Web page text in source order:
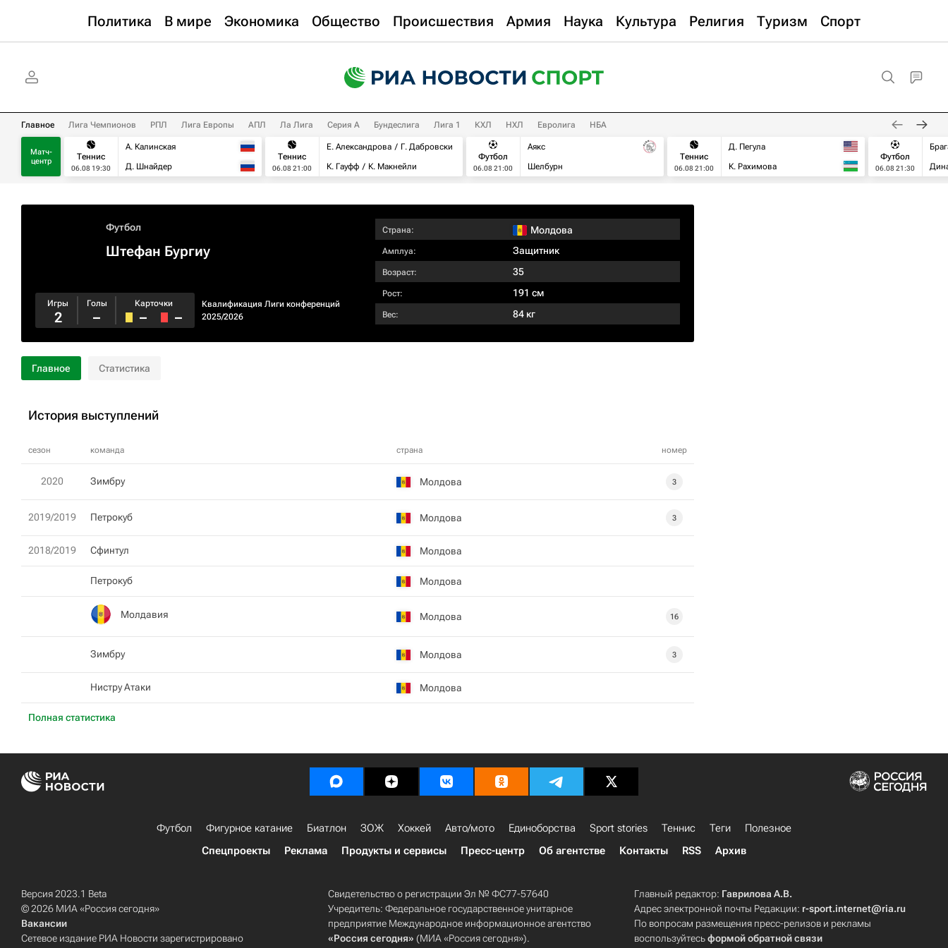
Политика В мире Экономика Общество Происшествия Армия Наука Культура Религия Туризм Спорт
Главное Лига Чемпионов РПЛ Лига Европы АПЛ Ла Лига Серия А Бундеслига Лига 1 КХЛ НХЛ Евролига НБА
Матч-
центр
Теннис
06.08 19:30
А. Калинская
Д. Шнайдер
Теннис
06.08 21:00
Е. Александрова
Г. Дабровски
К. Гауфф
К. Макнейли
Футбол
06.08 21:00
Аякс
Шелбурн
Теннис
06.08 21:00
Д. Пегула
К. Рахимова
Футбол
06.08 21:30
Футбол
Штефан Бургиу
Квалификация Лиги конференций
2025/2026
Игры
2
Голы
–
Карточки
– –
Страна: Молдова
Амплуа: Защитник
Возраст: 35
Рост: 191 см
Вес: 84 кг
Главное Статистика
История выступлений
сезон команда страна номер
Полная статистика
2020 Зимбру Молдова 3
2019/2019 Петрокуб Молдова 3
2018/2019 Сфинтул Молдова
Петрокуб Молдова
Молдавия Молдова 16
Зимбру Молдова 3
Нистру Атаки Молдова
Футбол Фигурное катание Биатлон ЗОЖ Хоккей Авто/мото Единоборства Sport stories Теннис Теги
Полезное
Спецпроекты
Реклама Продукты и сервисы Пресс-центр Об агентстве Контакты RSS Архив
Версия 2023.1 Beta
© 2026 МИА «Россия сегодня»
Вакансии
Сетевое издание РИА Новости зарегистрировано
Свидетельство о регистрации Эл № ФС77-57640
Учредитель: Федеральное государственное унитарное
предприятие Международное информационное агентство
«Россия сегодня» (МИА «Россия сегодня»).
Главный редактор: Гаврилова А.В.
Адрес электронной почты Редакции: r-sport.internet@ria.ru
По вопросам размещения пресс-релизов и рекламы
воспользуйтесьформой обратной связи